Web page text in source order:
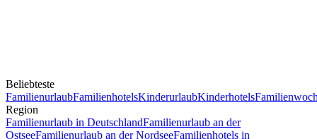
Beliebteste
FamilienurlaubFamilienhotelsKinderurlaubKinderhotels
Region
Familienurlaub in DeutschlandFamilienurlaub an der
OstseeFamilienurlaub an der NordseeFamilienhotels in